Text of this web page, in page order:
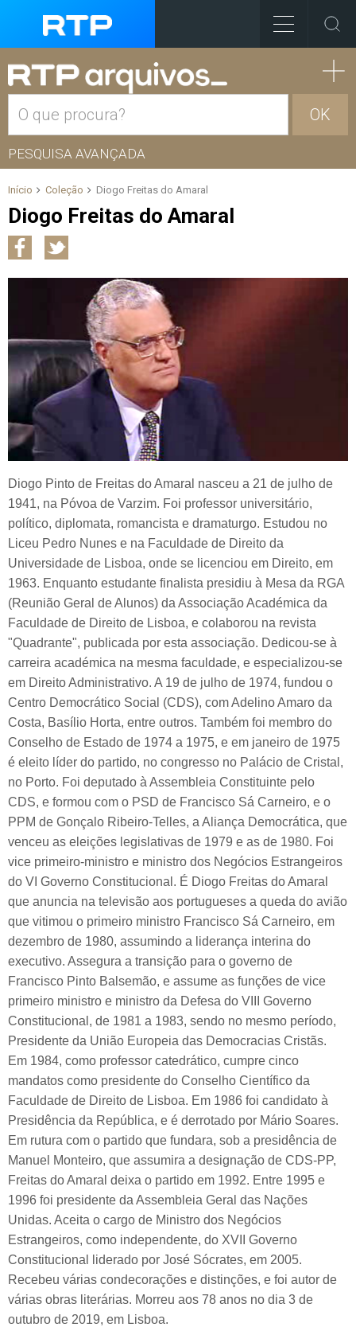
OK
PESQUISA AVANÇADA
Início Coleção Diogo Freitas do Amaral
Diogo Freitas do Amaral
Diogo Pinto de Freitas do Amaral nasceu a 21 de julho de
1941, na Póvoa de Varzim. Foi professor universitário,
político, diplomata, romancista e dramaturgo. Estudou no
Liceu Pedro Nunes e na Faculdade de Direito da
Universidade de Lisboa, onde se licenciou em Direito, em
1963. Enquanto estudante finalista presidiu à Mesa da RGA
(Reunião Geral de Alunos) da Associação Académica da
Faculdade de Direito de Lisboa, e colaborou na revista
"Quadrante", publicada por esta associação. Dedicou-se à
carreira académica na mesma faculdade, e especializou-se
em Direito Administrativo. A 19 de julho de 1974, fundou o
Centro Democrático Social (CDS), com Adelino Amaro da
Costa, Basílio Horta, entre outros. Também foi membro do
Conselho de Estado de 1974 a 1975, e em janeiro de 1975
é eleito líder do partido, no congresso no Palácio de Cristal,
no Porto. Foi deputado à Assembleia Constituinte pelo
CDS, e formou com o PSD de Francisco Sá Carneiro, e o
PPM de Gonçalo Ribeiro-Telles, a Aliança Democrática, que
venceu as eleições legislativas de 1979 e as de 1980. Foi
vice primeiro-ministro e ministro dos Negócios Estrangeiros
do VI Governo Constitucional. É Diogo Freitas do Amaral
que anuncia na televisão aos portugueses a queda do avião
que vitimou o primeiro ministro Francisco Sá Carneiro, em
dezembro de 1980, assumindo a liderança interina do
executivo. Assegura a transição para o governo de
Francisco Pinto Balsemão, e assume as funções de vice
primeiro ministro e ministro da Defesa do VIII Governo
Constitucional, de 1981 a 1983, sendo no mesmo período,
Presidente da União Europeia das Democracias Cristãs.
Em 1984, como professor catedrático, cumpre cinco
mandatos como presidente do Conselho Científico da
Faculdade de Direito de Lisboa. Em 1986 foi candidato à
Presidência da República, e é derrotado por Mário Soares.
Em rutura com o partido que fundara, sob a presidência de
Manuel Monteiro, que assumira a designação de CDS-PP,
Freitas do Amaral deixa o partido em 1992. Entre 1995 e
1996 foi presidente da Assembleia Geral das Nações
Unidas. Aceita o cargo de Ministro dos Negócios
Estrangeiros, como independente, do XVII Governo
Constitucional liderado por José Sócrates, em 2005.
Recebeu várias condecorações e distinções, e foi autor de
várias obras literárias. Morreu aos 78 anos no dia 3 de
outubro de 2019, em Lisboa.